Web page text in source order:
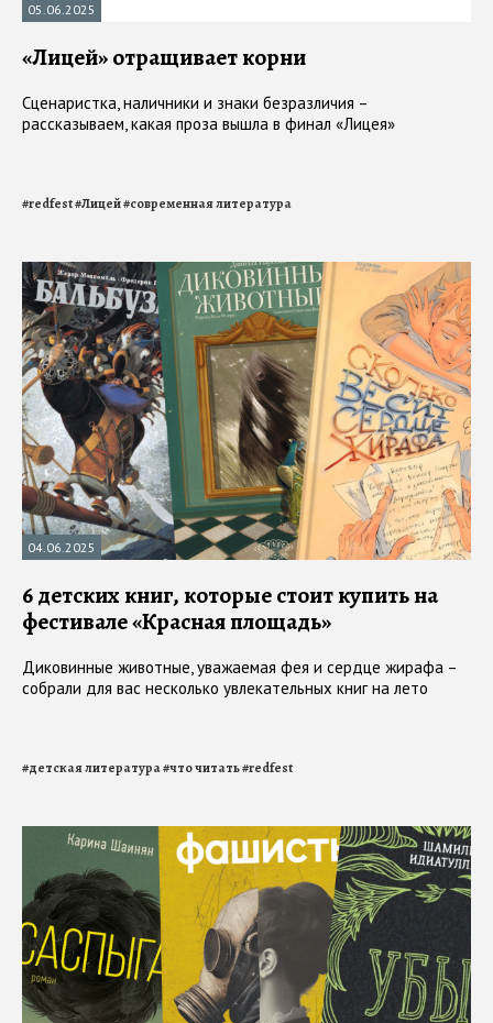
05.06.2025
«Лицей» отращивает корни
Сценаристка, наличники и знаки безразличия –
рассказываем, какая проза вышла в финал «Лицея»
#redfest#Лицей#современная литература
04.06.2025
6 детских книг, которые стоит купить на
фестивале «Красная площадь»
Диковинные животные, уважаемая фея и сердце жирафа –
собрали для вас несколько увлекательных книг на лето
#детская литература#что читать#redfest